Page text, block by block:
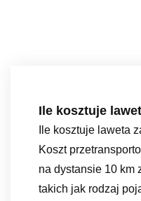
Ile kosztuje
Ile kosztuje laweta
Koszt
na dystansie 10 km
takich jak rodzaj